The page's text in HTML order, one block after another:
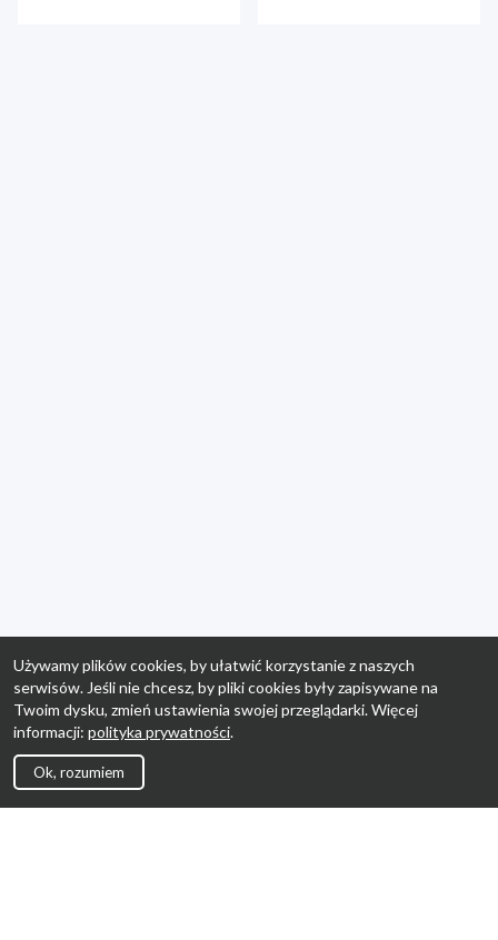
Używamy plików cookies, by ułatwić korzystanie z naszych
serwisów. Jeśli nie chcesz, by pliki cookies były zapisywane na
Twoim dysku, zmień ustawienia swojej przeglądarki. Więcej
informacji: polityka prywatności.
Ok, rozumiem